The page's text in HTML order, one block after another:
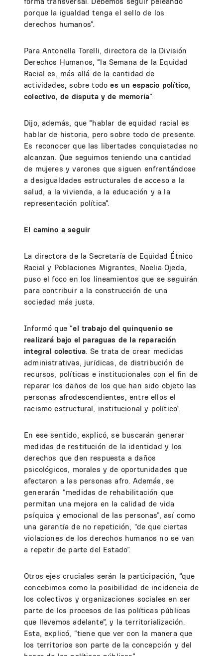
porque la igualdad tenga el sello de los
derechos humanos”.
Para Antonella Torelli, directora de la División
Derechos Humanos, “la Semana de la Equidad
Racial es, más allá de la cantidad de
actividades, sobre todoes un espacio político,
colectivo, de disputa y de memoria”.
Dijo, además, que “hablar de equidad racial es
hablar de historia, pero sobre todo de presente.
Es reconocer que las libertades conquistadas no
alcanzan. Que seguimos teniendo una cantidad
de mujeres y varones que siguen enfrentándose
a desigualdades estructurales de acceso a la
salud, a la vivienda, a la educación y a la
representación política”.
El camino a seguir
La directora de la Secretaría de Equidad Étnico
Racial y Poblaciones Migrantes, Noelia Ojeda,
puso el foco en los lineamientos que se seguirán
para contribuir a la construcción de una
sociedad más justa.
Informó que “el trabajo del quinquenio se
realizará bajo el paraguas de la reparación
integral colectiva. Se trata de crear medidas
administrativas, jurídicas, de distribución de
recursos, políticas e institucionales con el fin de
reparar los daños de los que han sido objeto las
personas afrodescendientes, entre ellos el
racismo estructural, institucional y político”.
En ese sentido, explicó, se buscarán generar
medidas de restitución de la identidad y los
derechos que den respuesta a daños
psicológicos, morales y de oportunidades que
afectaron a las personas afro. Además, se
generarán “medidas de rehabilitación que
permitan una mejora en la calidad de vida
psíquica y emocional de las personas”, así como
una garantía de no repetición, “de que ciertas
violaciones de los derechos humanos no se van
a repetir de parte del Estado”.
Otros ejes cruciales serán la participación, “que
concebimos como la posibilidad de incidencia de
los colectivos y organizaciones sociales en ser
parte de los procesos de las políticas públicas
que llevemos adelante”, y la territorialización.
Esta, explicó, “tiene que ver con la manera que
los territorios son parte de la concepción y del